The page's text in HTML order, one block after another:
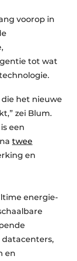
voorop in
tot wat
het nieuwe
zei Blum.
een
twee
en
energie-
en